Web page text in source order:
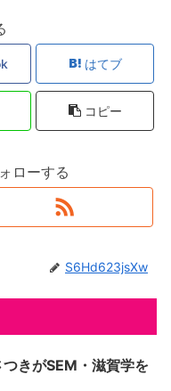
はてブ
コピー
ローする
S6Hd623jsXw
きがSEM・滋賀学を